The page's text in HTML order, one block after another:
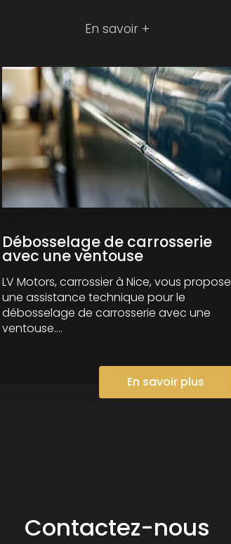
En savoir +
Débosselage de carrosserie
avec une ventouse
LV Motors, carrossier à Nice, vous propose
une assistance technique pour le
débosselage de carrosserie avec une
ventouse....
En savoir plus
Contactez-nous